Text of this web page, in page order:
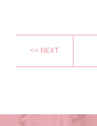
<< NEXT